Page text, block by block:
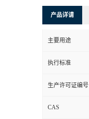
产品详请
主要用途
执行标准
生产许可证编号
CAS